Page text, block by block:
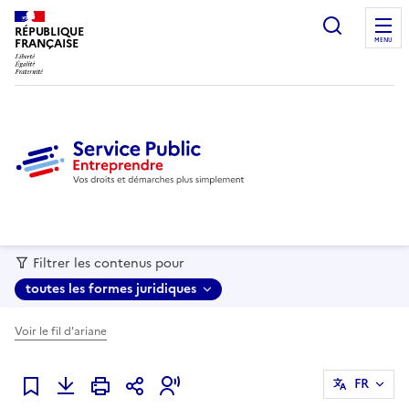
RÉPUBLIQUE
FRANÇAISE MENU
Filtrer les contenus pour
toutes les formes juridiques
Voir le fil d'ariane
Ajouter à mes favoris
FR